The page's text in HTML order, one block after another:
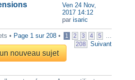
Ven 24 Nov,
2017 14:12
par isaric
• Page 1 sur 208 • 1 2 3 4 5 ...
208 Suivant
nouveau sujet